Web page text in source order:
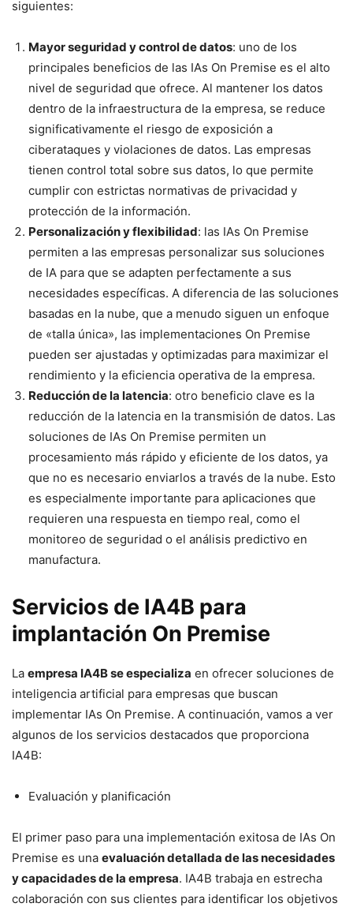
siguientes:
Mayor seguridad y control de datos: uno de los
principales beneficios de las IAs On Premise es el alto
nivel de seguridad que ofrece. Al mantener los datos
dentro de la infraestructura de la empresa, se reduce
significativamente el riesgo de exposición a
ciberataques y violaciones de datos. Las empresas
tienen control total sobre sus datos, lo que permite
cumplir con estrictas normativas de privacidad y
protección de la información.
Personalización y flexibilidad: las IAs On Premise
permiten a las empresas personalizar sus soluciones
de IA para que se adapten perfectamente a sus
necesidades específicas. A diferencia de las soluciones
basadas en la nube, que a menudo siguen un enfoque
de «talla única», las implementaciones On Premise
pueden ser ajustadas y optimizadas para maximizar el
rendimiento y la eficiencia operativa de la empresa.
Reducción de la latencia: otro beneficio clave es la
reducción de la latencia en la transmisión de datos. Las
soluciones de IAs On Premise permiten un
procesamiento más rápido y eficiente de los datos, ya
que no es necesario enviarlos a través de la nube. Esto
es especialmente importante para aplicaciones que
requieren una respuesta en tiempo real, como el
monitoreo de seguridad o el análisis predictivo en
manufactura.
Servicios de IA4B para
implantación On Premise
La empresa IA4B se especializa en ofrecer soluciones de
inteligencia artificial para empresas que buscan
implementar IAs On Premise. A continuación, vamos a ver
algunos de los servicios destacados que proporciona
IA4B:
Evaluación y planificación
El primer paso para una implementación exitosa de IAs On
Premise es una evaluación detallada de las necesidades
y capacidades de la empresa. IA4B trabaja en estrecha
colaboración con sus clientes para identificar los objetivos